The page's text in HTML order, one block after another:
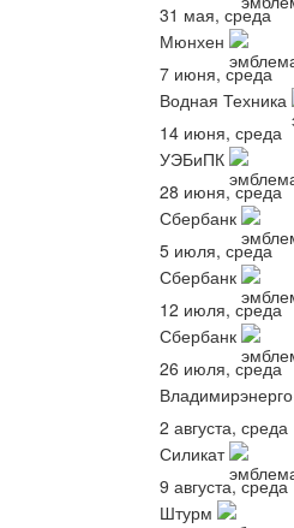
31 мая, среда
Мюнхен
7 июня, среда
Водная Техника
14 июня, среда
УЭБиПК
28 июня, среда
Сбербанк
5 июля, среда
Сбербанк
12 июля, среда
Сбербанк
26 июля, среда
Владимирэнерго
2 августа, среда
Силикат
9 августа, среда
Штурм